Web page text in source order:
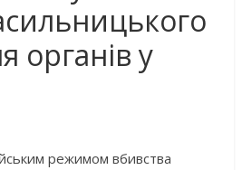
органів у
режимом вбивства